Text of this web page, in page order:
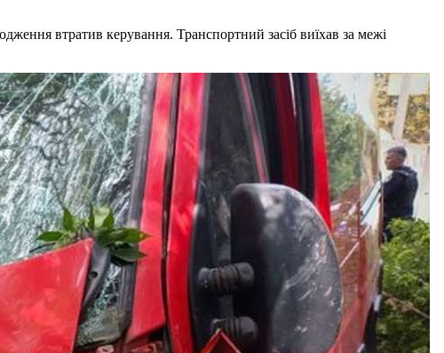
втратив керування. Транспортний засіб виїхав за межі